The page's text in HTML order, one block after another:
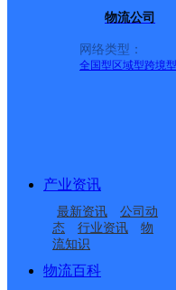
物流公司
网络类型：
全国型 区域型跨境型
产业资讯
最新资讯
公司动
态
行业资讯
物
流知识
物流百科
顺丰速运
道尤河桥
陕西洛南
速尔快递